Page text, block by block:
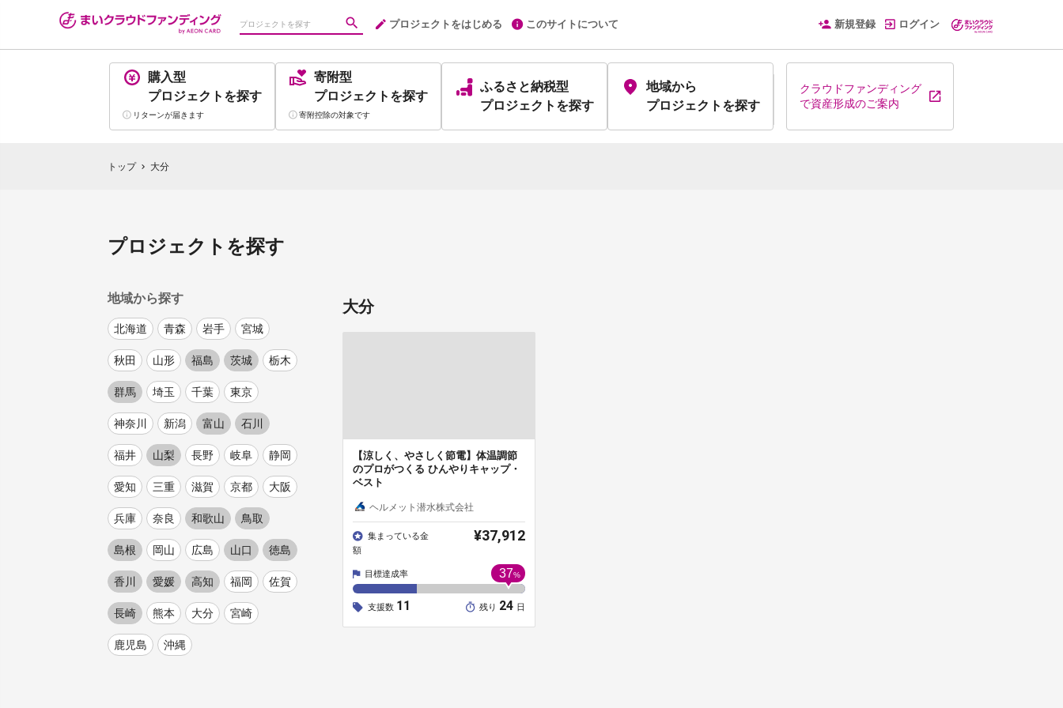
プロジェクトをはじめる このサイトについて 新規登録 ログイン
購入型
プロジェクト を探す
リターンが届きます
寄附型
プロジェクト を探す
寄附控除の対象です
ふるさと納税型
プロジェクト を探す
地域から
プロジェクトを探す
クラウドファンディング
で資産形成のご案内
トップ chevron_right 大分
プロジェクトを探す
地域から探す
北海道 青森 岩手 宮城
秋田 山形 福島 茨城 栃木
群馬 埼玉 千葉 東京
神奈川 新潟 富山 石川
福井 山梨 長野 岐阜 静岡
愛知 三重 滋賀 京都 大阪
兵庫 奈良 和歌山 鳥取
島根 岡山 広島 山口 徳島
香川 愛媛 高知 福岡 佐賀
長崎 熊本 大分 宮崎
鹿児島 沖縄
大分
【涼しく、やさしく節電】体温調節
のプロがつくる ひんやりキャップ・
ベスト
ヘルメット潜水株式会社
集まっている金
額
¥37,912
目標達成率 37%
支援数 11 残り 24 日